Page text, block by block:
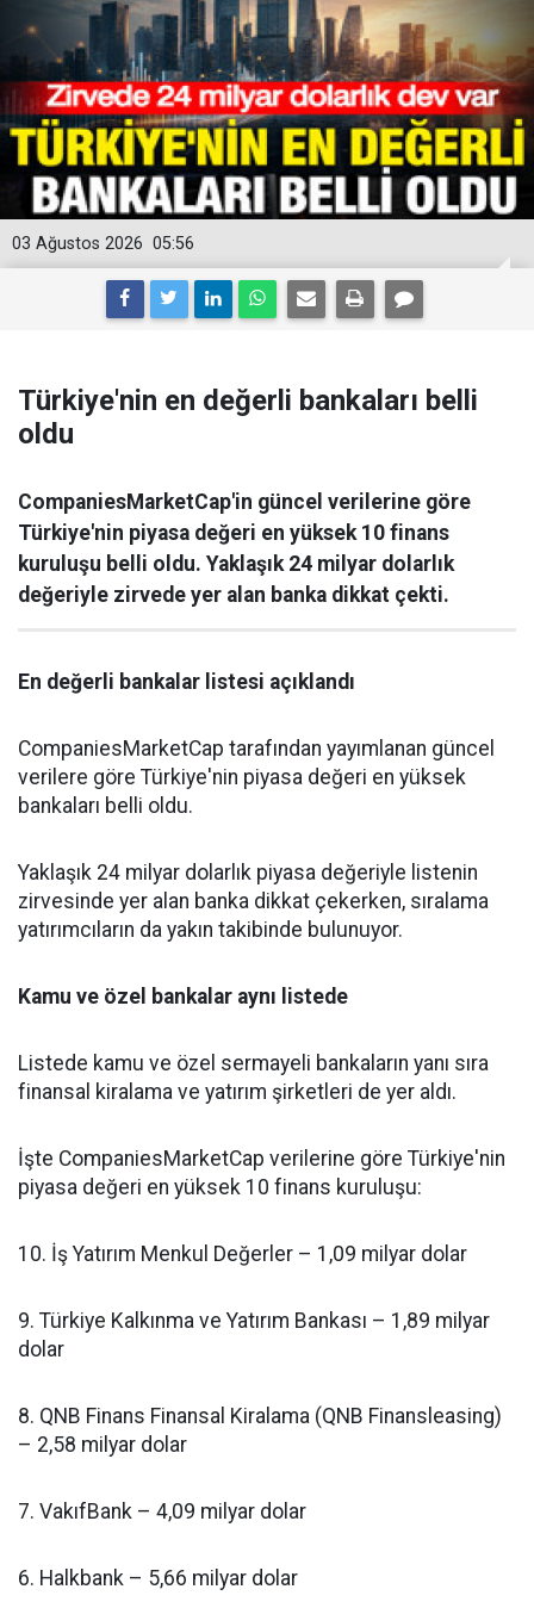
05:56
03 Ağustos 2026
Türkiye'nin en değerli bankaları belli
oldu
CompaniesMarketCap'in güncel verilerine göre
Türkiye'nin piyasa değeri en yüksek 10 finans
kuruluşu belli oldu. Yaklaşık 24 milyar dolarlık
değeriyle zirvede yer alan banka dikkat çekti.
En değerli bankalar listesi açıklandı
CompaniesMarketCap tarafından yayımlanan güncel
verilere göre Türkiye'nin piyasa değeri en yüksek
bankaları belli oldu.
Yaklaşık 24 milyar dolarlık piyasa değeriyle listenin
zirvesinde yer alan banka dikkat çekerken, sıralama
yatırımcıların da yakın takibinde bulunuyor.
Kamu ve özel bankalar aynı listede
Listede kamu ve özel sermayeli bankaların yanı sıra
finansal kiralama ve yatırım şirketleri de yer aldı.
İşte CompaniesMarketCap verilerine göre Türkiye'nin
piyasa değeri en yüksek 10 finans kuruluşu:
10. İş Yatırım Menkul Değerler – 1,09 milyar dolar
9. Türkiye Kalkınma ve Yatırım Bankası – 1,89 milyar
dolar
8. QNB Finans Finansal Kiralama (QNB Finansleasing)
– 2,58 milyar dolar
7. VakıfBank – 4,09 milyar dolar
6. Halkbank – 5,66 milyar dolar